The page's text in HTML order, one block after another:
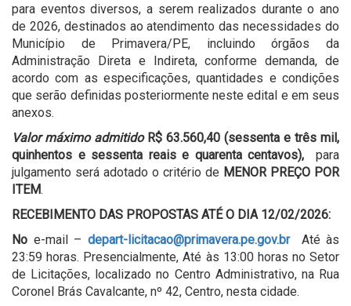
para eventos diversos, a serem realizados durante o ano
de 2026, destinados ao atendimento das necessidades do
Município de Primavera/PE, incluindo órgãos da
Administração Direta e Indireta, conforme demanda, de
acordo com as especificações, quantidades e condições
que serão definidas posteriormente neste edital e em seus
anexos.
Valor máximo admitido R$ 63.560,40 (sessenta e três mil,
quinhentos e sessenta reais e quarenta centavos), para
julgamento será adotado o critério de MENOR PREÇO POR
ITEM.
RECEBIMENTO DAS PROPOSTAS ATÉ O DIA 12/02/2026:
No e-mail – depart-licitacao@primavera.pe.gov.br
Até às
23:59 horas. Presencialmente, Até às 13:00 horas no Setor
de Licitações, localizado no Centro Administrativo, na Rua
Coronel Brás Cavalcante, nº 42, Centro, nesta cidade.